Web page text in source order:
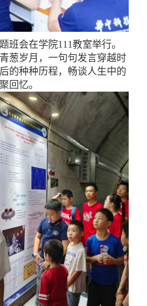
班会在学院111教室举行。
葱岁月，一句句发言穿越时
的种种历程，畅谈人生中的
回忆。